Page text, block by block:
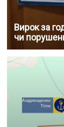
Вирок за
чи